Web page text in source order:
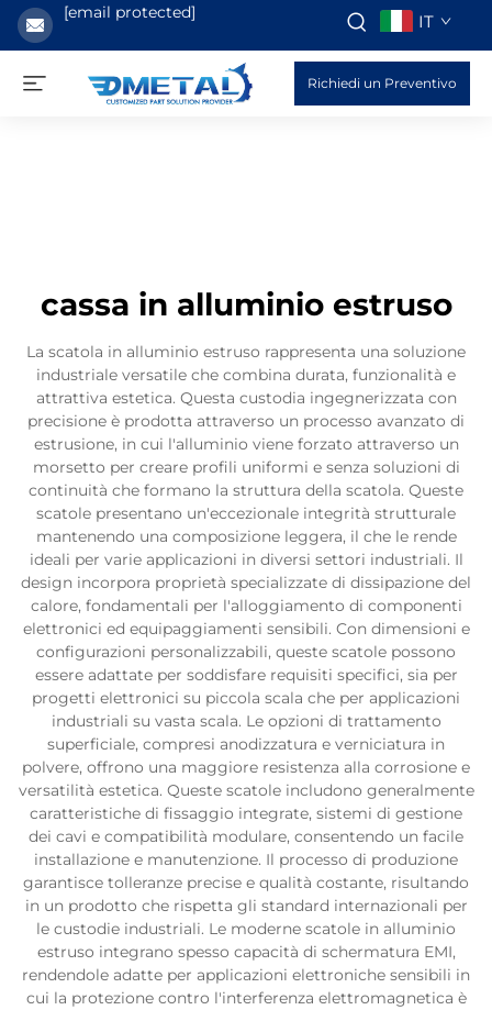
[email protected] IT
Richiedi un Preventivo
cassa in alluminio estruso
La scatola in alluminio estruso rappresenta una soluzione
industriale versatile che combina durata, funzionalità e
attrattiva estetica. Questa custodia ingegnerizzata con
precisione è prodotta attraverso un processo avanzato di
estrusione, in cui l'alluminio viene forzato attraverso un
morsetto per creare profili uniformi e senza soluzioni di
continuità che formano la struttura della scatola. Queste
scatole presentano un'eccezionale integrità strutturale
mantenendo una composizione leggera, il che le rende
ideali per varie applicazioni in diversi settori industriali. Il
design incorpora proprietà specializzate di dissipazione del
calore, fondamentali per l'alloggiamento di componenti
elettronici ed equipaggiamenti sensibili. Con dimensioni e
configurazioni personalizzabili, queste scatole possono
essere adattate per soddisfare requisiti specifici, sia per
progetti elettronici su piccola scala che per applicazioni
industriali su vasta scala. Le opzioni di trattamento
superficiale, compresi anodizzatura e verniciatura in
polvere, offrono una maggiore resistenza alla corrosione e
versatilità estetica. Queste scatole includono generalmente
caratteristiche di fissaggio integrate, sistemi di gestione
dei cavi e compatibilità modulare, consentendo un facile
installazione e manutenzione. Il processo di produzione
garantisce tolleranze precise e qualità costante, risultando
in un prodotto che rispetta gli standard internazionali per
le custodie industriali. Le moderne scatole in alluminio
estruso integrano spesso capacità di schermatura EMI,
rendendole adatte per applicazioni elettroniche sensibili in
cui la protezione contro l'interferenza elettromagnetica è